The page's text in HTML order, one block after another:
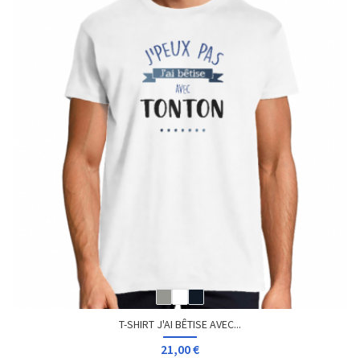
T-SHIRT J'AI BÊTISE AVEC...
21,00 €